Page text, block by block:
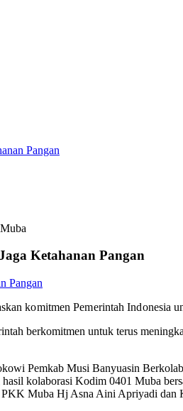
Pangan
Ketahanan Pangan
komitmen Pemerintah Indonesia
berkomitmen untuk terus
Pemkab Musi Banyuasin
kolaborasi Kodim 0401 Muba
Muba Hj Asna Aini Apriyadi